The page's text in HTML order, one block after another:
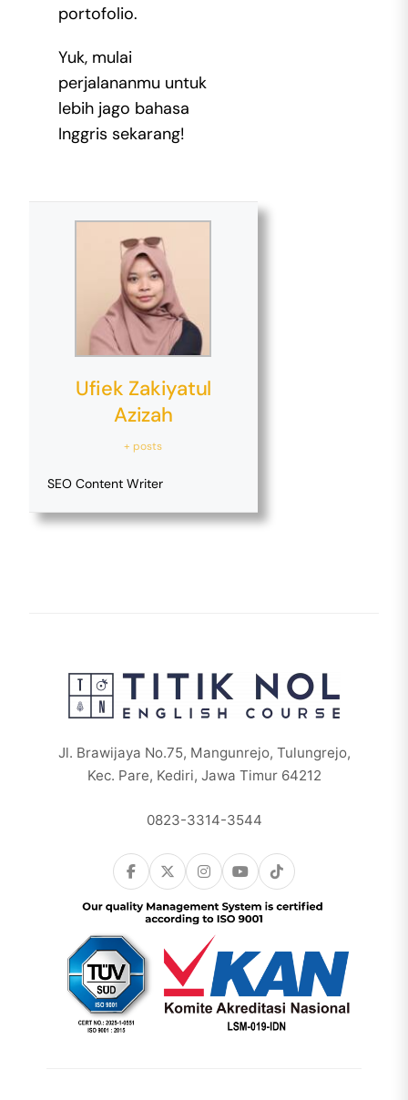
portofolio.
Yuk, mulai
perjalananmu untuk
lebih jago bahasa
Inggris sekarang!
Ufiek Zakiyatul
Azizah
+ posts
SEO Content Writer
Jl. Brawijaya No.75, Mangunrejo, Tulungrejo,
Kec. Pare, Kediri, Jawa Timur 64212
0823-3314-3544